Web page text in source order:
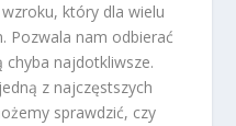
który dla wielu
Pozwala nam odbierać
chyba najdotkliwsze.
z najczęstszych
sprawdzić, czy